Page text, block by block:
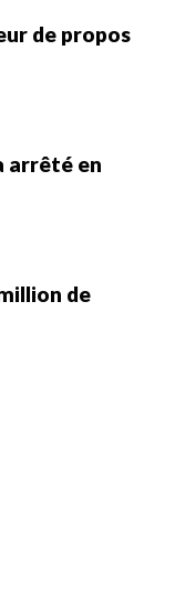
de propos
arrêté en
de